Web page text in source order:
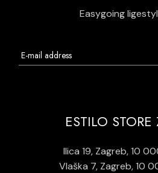
Easygoing
ESTILO STORE
Ilica 19, Zagreb, 10
Vlaška 7, Zagreb, 10